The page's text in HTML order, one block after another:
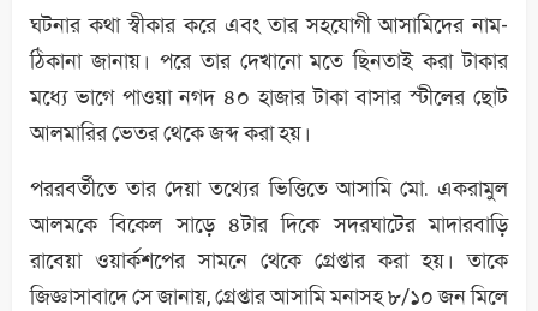
ঘটনার কথা স্বীকার করে এবং তার সহযোগী আসামিদের নাম-
ঠিকানা জানায়। পরে তার দেখানো মতে ছিনতাই করা টাকার
মধ্যে ভাগে পাওয়া নগদ ৪০ হাজার টাকা বাসার স্টীলের ছোট
আলমারির ভেতর থেকে জব্দ করা হয়।
পররবর্তীতে তার দেয়া তথ্যের ভিত্তিতে আসামি মো. একরামুল
আলমকে বিকেল সাড়ে ৪টার দিকে সদরঘাটের মাদারবাড়ি
রাবেয়া ওয়ার্কশপের সামনে থেকে গ্রেপ্তার করা হয়। তাকে
জিজ্ঞাসাবাদে সে জানায়, গ্রেপ্তার আসামি মনাসহ ৮/১০ জন মিলে